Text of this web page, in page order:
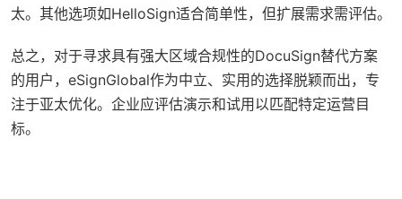
太。其他选项如HelloSign适合简单性，但扩展需求需评估。
总之，对于寻求具有强大区域合规性的DocuSign替代方案
的用户，eSignGlobal作为中立、实用的选择脱颖而出，专
注于亚太优化。企业应评估演示和试用以匹配特定运营目
标。